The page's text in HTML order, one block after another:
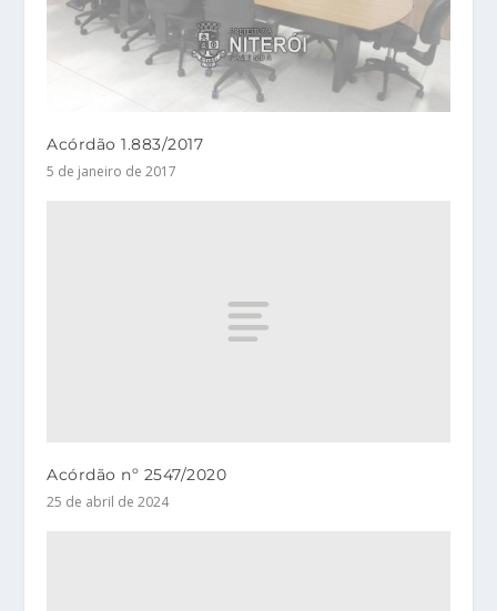
Acórdão 1.883/2017
5 de janeiro de 2017
Acórdão nº 2547/2020
25 de abril de 2024